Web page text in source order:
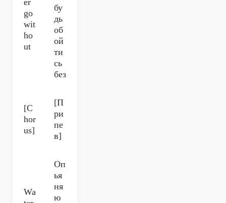
er
go
wit
ho
ut
бу
дь
об
ой
ти
сь
без
[C
hor
us]
[П
ри
пе
в]
Wa
Оп
ья
ня
ю